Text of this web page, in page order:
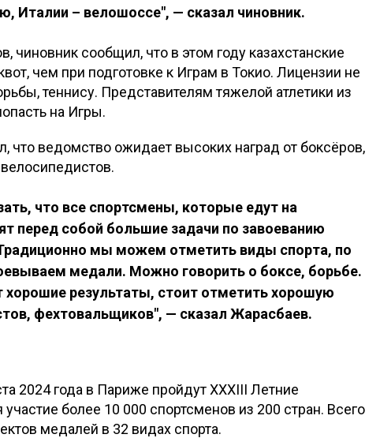
Италии – велошоссе", — сказал чиновник.
чиновник сообщил, что в этом году казахстанские
чем при подготовке к Играм в Токио. Лицензии не
теннису. Представителям тяжелой атлетики из
на Игры.
что ведомство ожидает высоких наград от боксёров,
что все спортсмены, которые едут на
перед собой большие задачи по завоеванию
мы можем отметить виды спорта, по
медали. Можно говорить о боксе, борьбе.
результаты, стоит отметить хорошую
фехтовальщиков", — сказал Жарасбаев.
2024 года в Париже пройдут XXXIII Летние
более 10 000 спортсменов из 200 стран. Всего
медалей в 32 видах спорта.